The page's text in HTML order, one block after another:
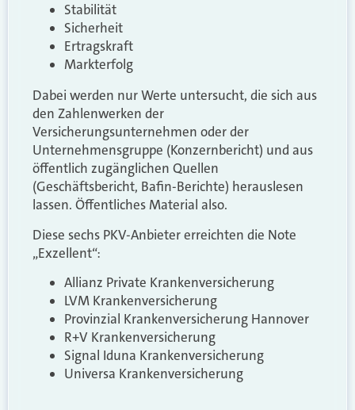
Stabilität
Sicherheit
Ertragskraft
Markterfolg
Dabei werden nur Werte untersucht, die sich aus
den Zahlenwerken der
Versicherungsunternehmen oder der
Unternehmensgruppe (Konzernbericht) und aus
öffentlich zugänglichen Quellen
(Geschäftsbericht, Bafin-Berichte) herauslesen
lassen. Öffentliches Material also.
Diese sechs PKV-Anbieter erreichten die Note
„Exzellent“:
Allianz Private Krankenversicherung
LVM Krankenversicherung
Provinzial Krankenversicherung Hannover
R+V Krankenversicherung
Signal Iduna Krankenversicherung
Universa Krankenversicherung